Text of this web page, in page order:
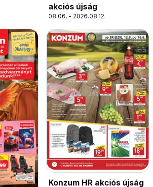
akciós újság
08.06. - 2026.08.12.
Konzum HR akciós újság